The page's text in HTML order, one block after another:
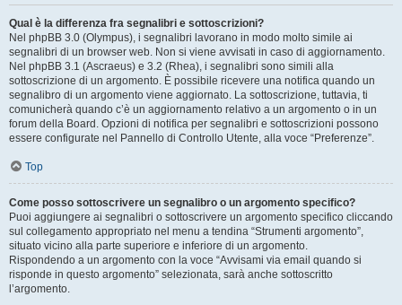
Qual è la differenza fra segnalibri e sottoscrizioni?
Nel phpBB 3.0 (Olympus), i segnalibri lavorano in modo molto simile ai
segnalibri di un browser web. Non si viene avvisati in caso di aggiornamento.
Nel phpBB 3.1 (Ascraeus) e 3.2 (Rhea), i segnalibri sono simili alla
sottoscrizione di un argomento. È possibile ricevere una notifica quando un
segnalibro di un argomento viene aggiornato. La sottoscrizione, tuttavia, ti
comunicherà quando c’è un aggiornamento relativo a un argomento o in un
forum della Board. Opzioni di notifica per segnalibri e sottoscrizioni possono
essere configurate nel Pannello di Controllo Utente, alla voce “Preferenze”.
Top
Come posso sottoscrivere un segnalibro o un argomento specifico?
Puoi aggiungere ai segnalibri o sottoscrivere un argomento specifico cliccando
sul collegamento appropriato nel menu a tendina “Strumenti argomento”,
situato vicino alla parte superiore e inferiore di un argomento.
Rispondendo a un argomento con la voce “Avvisami via email quando si
risponde in questo argomento” selezionata, sarà anche sottoscritto
l’argomento.